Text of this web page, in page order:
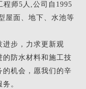
程师5人,公司自1995
屋面、地下、水池等
步，力求更新观
防水材料和施工技
机会，愿我们的辛
。